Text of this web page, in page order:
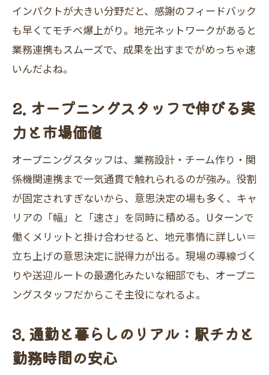
インパクトが大きい分野だと、感謝のフィードバック
も早くてモチベ爆上がり。地元ネットワークがあると
業務連携もスムーズで、成果を出すまでがめっちゃ速
いんだよね。
2. オープニングスタッフで伸びる実
力と市場価値
オープニングスタッフは、業務設計・チーム作り・関
係機関連携まで一気通貫で触れられるのが強み。役割
が固定されすぎないから、意思決定の場も多く、キャ
リアの「幅」と「速さ」を同時に積める。Uターンで
働くメリットと掛け合わせると、地元事情に詳しい＝
立ち上げの意思決定に説得力が出る。現場の導線づく
りや送迎ルートの最適化みたいな細部でも、オープニ
ングスタッフだからこそ主役になれるよ。
3. 通勤と暮らしのリアル：駅チカと
勤務時間の安心